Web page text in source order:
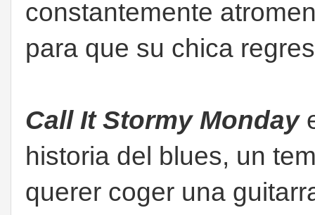
constantemente
para que su chica
Call It Stormy Monday
historia del blues, un
querer coger una